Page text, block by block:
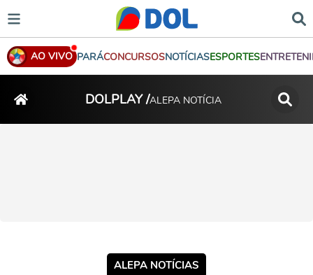
AO VIVO PARÁCONCURSOSNOTÍCIASESPORTES
DOLPLAY /ALEPA NOTÍCIA
ALEPA NOTÍCIAS